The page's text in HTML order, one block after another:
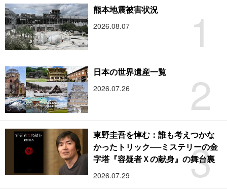
1
熊本地震被害状況
2026.08.07
2
日本の世界遺産一覧
2026.07.26
3
東野圭吾を悼む：誰も考えつかな
かったトリック──ミステリーの金
字塔『容疑者Ｘの献身』の舞台裏
2026.07.29